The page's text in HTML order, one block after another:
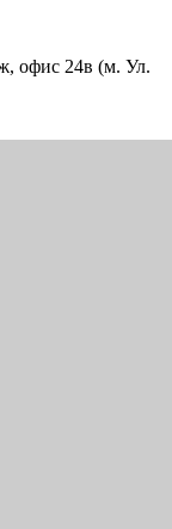
офис 24в (м. Ул.